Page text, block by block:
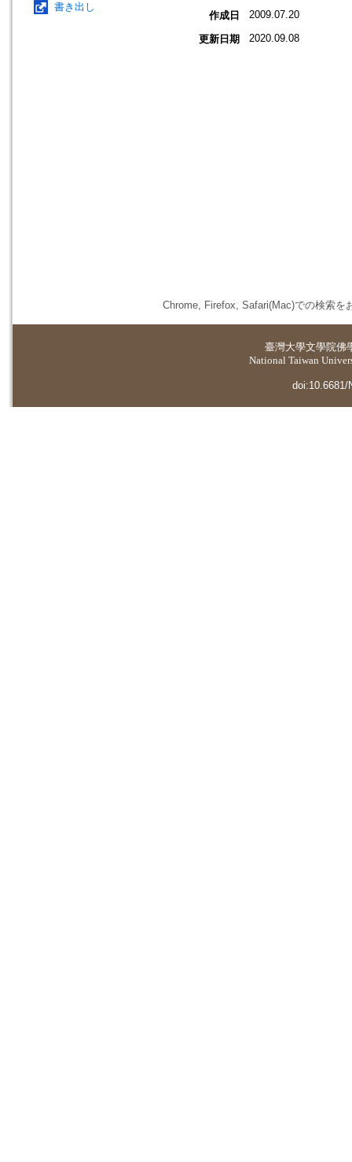
書き出し
作成日 2009.07.20
更新日期 2020.09.08
Chrome, Firefox, Safari(Mac)での検索を
臺灣大學文學院佛
National Taiwan
doi:10.6681/